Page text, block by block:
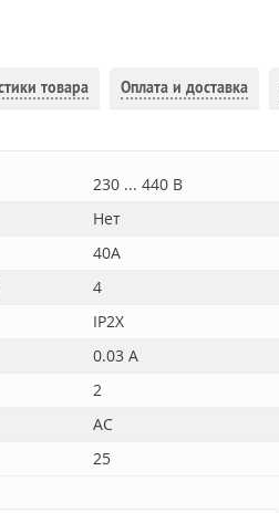
товара Оплата и доставка
230 ... 440 В
Нет
40A
4
IP2X
0.03 А
2
AC
25